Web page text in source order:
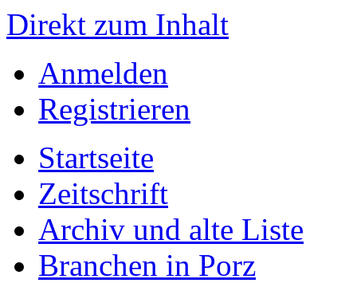
Direkt zum Inhalt
Anmelden
Registrieren
Startseite
Zeitschrift
Archiv und alte Liste
Branchen in Porz